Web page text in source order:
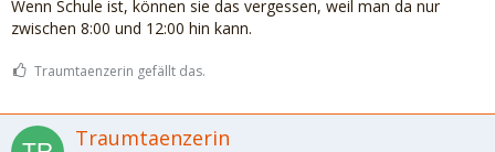
Wenn Schule ist, können sie das vergessen, weil man da nur
zwischen 8:00 und 12:00 hin kann.
Traumtaenzerin gefällt das.
Traumtaenzerin